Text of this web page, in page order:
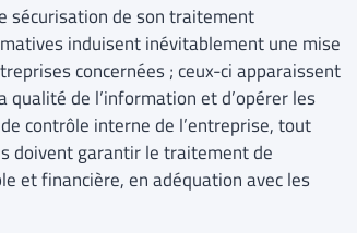
sécurisation de son traitement
induisent inévitablement une mise
concernées ; ceux-ci apparaissent
de l’information et d’opérer les
contrôle interne de l’entreprise, tout
doivent garantir le traitement de
et financière, en adéquation avec les